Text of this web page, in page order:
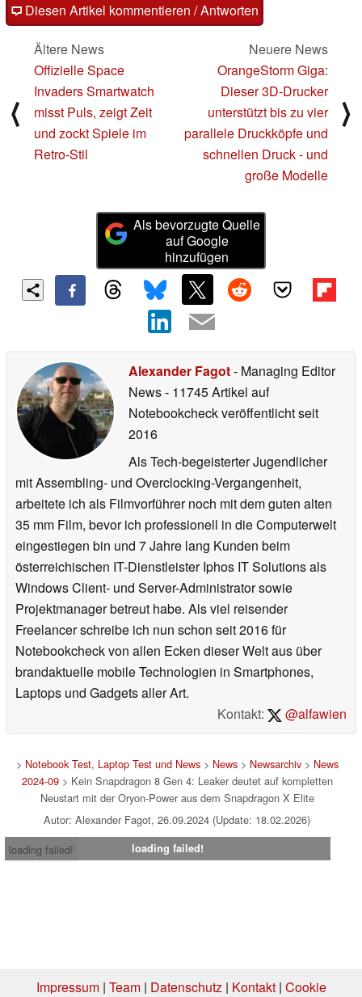
Diesen Artikel kommentieren / Antworten
⟨
Ältere News
Offizielle Space
Invaders Smartwatch
misst Puls, zeigt Zeit
und zockt Spiele im
Retro-Stil
Neuere News
OrangeStorm Giga:
Dieser 3D-Drucker
unterstützt bis zu vier
parallele Druckköpfe und
schnellen Druck - und
große Modelle
⟩
Als bevorzugte Quelle
auf Google
hinzufügen
Alexander Fagot- Managing Editor
News- 11745 Artikel auf
Notebookcheck veröffentlichtseit
2016
Als Tech-begeisterter Jugendlicher
mit Assembling- und Overclocking-Vergangenheit,
arbeitete ich als Filmvorführer noch mit dem guten alten
35 mm Film, bevor ich professionell in die Computerwelt
eingestiegen bin und 7 Jahre lang Kunden beim
österreichischen IT-Dienstleister Iphos IT Solutions als
Windows Client- und Server-Administrator sowie
Projektmanager betreut habe. Als viel reisender
Freelancer schreibe ich nun schon seit 2016 für
Notebookcheck von allen Ecken dieser Welt aus über
brandaktuelle mobile Technologien in Smartphones,
Laptops und Gadgets aller Art.
Kontakt:
@alfawien
> Notebook Test, Laptop Test und News> News> Newsarchiv> News
2024-09> Kein Snapdragon 8 Gen 4: Leaker deutet auf kompletten
Neustart mit der Oryon-Power aus dem Snapdragon X Elite
Autor: Alexander Fagot, 26.09.2024 (Update: 18.02.2026)
loading failed!
loading failed!
Impressum| Team| Datenschutz| Kontakt| Cookie